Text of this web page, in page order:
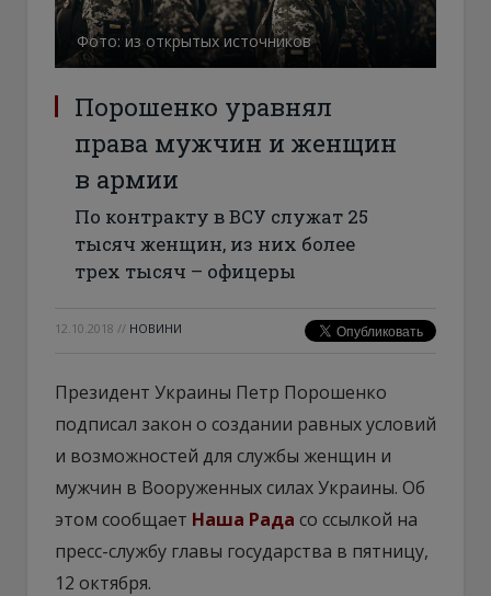
Фото: из открытых источников
Порошенко уравнял
права мужчин и женщин
в армии
По контракту в ВСУ служат 25
тысяч женщин, из них более
трех тысяч – офицеры
12.10.2018 // НОВИНИ
Президент Украины Петр Порошенко
подписал закон о создании равных условий
и возможностей для службы женщин и
мужчин в Вооруженных силах Украины. Об
этом сообщает Наша Рада со ссылкой на
пресс-службу главы государства в пятницу,
12 октября.